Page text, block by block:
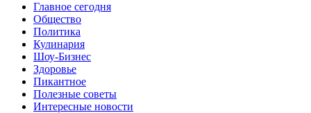
Главное сегодня
Общество
Политика
Кулинария
Шоу-Бизнес
Здоровье
Пикантное
Полезные советы
Интересные новости